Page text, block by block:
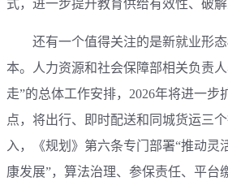
式，进一步提升教育供给有效性、破
还有一个值得关注的是新就业形态
本。人力资源和社会保障部相关负责
走”的总体工作安排，2026年将进一步
点，将出行、即时配送和同城货运三
入，《规划》第六条专门部署“推动灵
康发展”，算法治理、参保责任、平台